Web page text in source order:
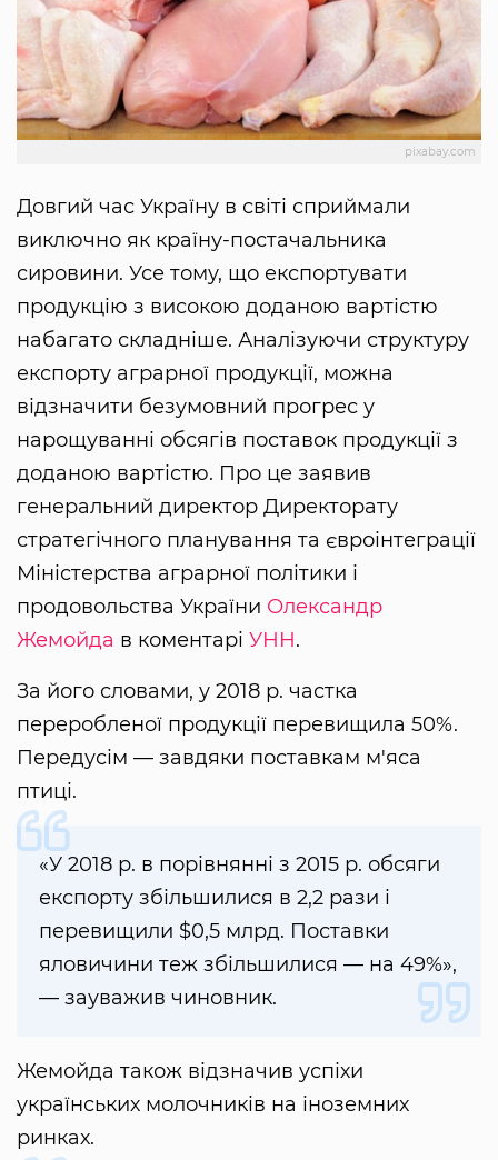
pixabay.com
Довгий час Україну в світі сприймали
виключно як країну-постачальника
сировини. Усе тому, що експортувати
продукцію з високою доданою вартістю
набагато складніше. Аналізуючи структуру
експорту аграрної продукції, можна
відзначити безумовний прогрес у
нарощуванні обсягів поставок продукції з
доданою вартістю. Про це заявив
генеральний директор Директорату
стратегічного планування та євроінтеграції
Міністерства аграрної політики і
продовольства України Олександр
Жемойда в коментарі УНН.
За його словами, у 2018 р. частка
переробленої продукції перевищила 50%.
Передусім — завдяки поставкам м'яса
птиці.
«У 2018 р. в порівнянні з 2015 р. обсяги
експорту збільшилися в 2,2 рази і
перевищили $0,5 млрд. Поставки
яловичини теж збільшилися — на 49%»,
— зауважив чиновник.
Жемойда також відзначив успіхи
українських молочників на іноземних
ринках.